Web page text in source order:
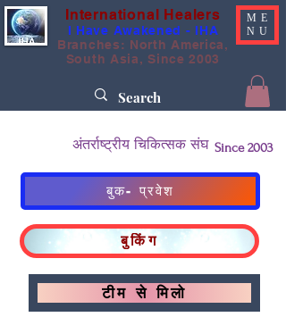
International Healers
I Have Awakened - IHA
Branches: North America,
South Asia, Since 2003
ME
NU
अंतर्राष्ट्रीय चिकित्सक संघ Since 2003
बुक- प्रवेश
बुकिंग
टीम से मिलो